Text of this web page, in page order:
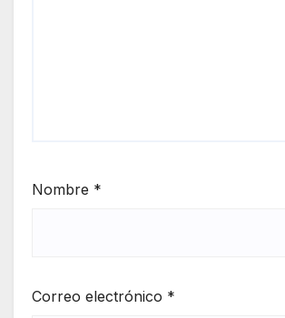
Nombre *
Correo electrónico *